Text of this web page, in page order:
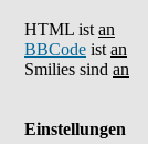
HTML ist an
BBCode ist an
Smilies sind an
Einstellungen